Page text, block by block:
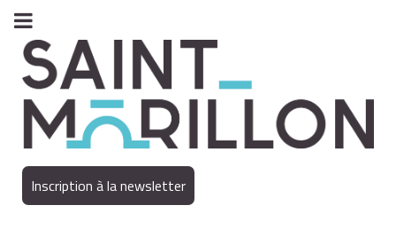
Inscription à la newsletter